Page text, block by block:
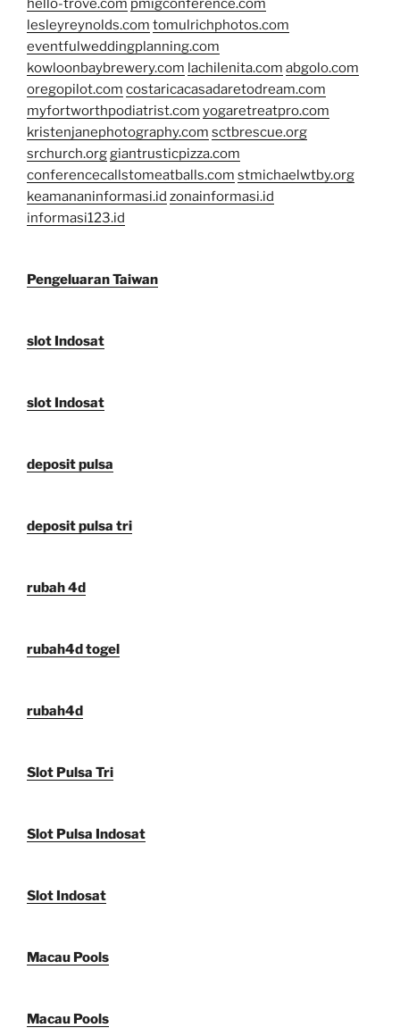
hello-trove.com pmigconference.com
lesleyreynolds.com tomulrichphotos.com
eventfulweddingplanning.com
kowloonbaybrewery.com lachilenita.com abgolo.com
oregopilot.com costaricacasadaretodream.com
myfortworthpodiatrist.com yogaretreatpro.com
kristenjanephotography.com sctbrescue.org
srchurch.orggiantrusticpizza.com
conferencecallstomeatballs.com stmichaelwtby.org
keamananinformasi.id zonainformasi.id
informasi123.id
Pengeluaran Taiwan
slot Indosat
slot Indosat
deposit pulsa
deposit pulsa tri
rubah 4d
rubah4d togel
rubah4d
Slot Pulsa Tri
Slot Pulsa Indosat
Slot Indosat
Macau Pools
Macau Pools